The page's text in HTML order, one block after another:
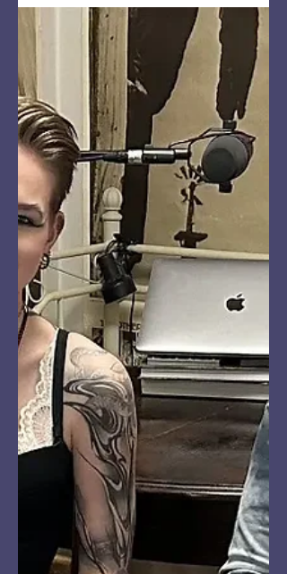
matkaan
Gildan juttusille saapui Harri Virta, joka
julkaisi ensimmäisen singlensä
Kaarnalaiva. Kappale merkitsee
Harrille uuden elämänvaiheen alkua –
ja samalla pitkään kypsyneen unelman
toteutumista.